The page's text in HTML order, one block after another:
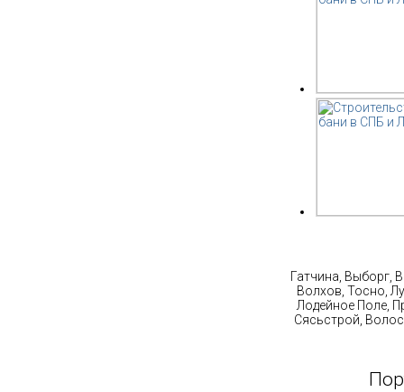
Гатчина, Выборг,
Волхов, Тосно,
Лодейное Поле,
Сясьстрой,